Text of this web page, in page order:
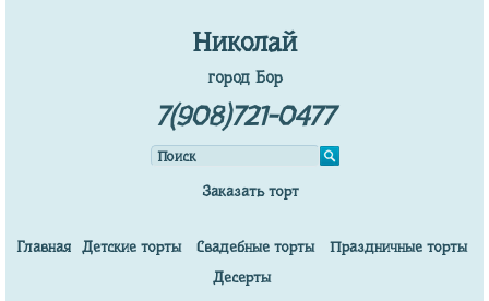
Николай
город Бор
7(908)721-0477
Заказать торт
Главная Детские торты Свадебные торты
Праздничные торты
Десерты